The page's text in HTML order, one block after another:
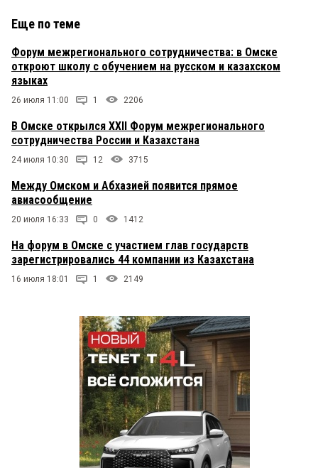
Еще по теме
Форум межрегионального сотрудничества: в Омске
откроют школу с обучением на русском и казахском
языках
26 июля 11:00 1 2206
В Омске открылся XXII Форум межрегионального
сотрудничества России и Казахстана
24 июля 10:30 12 3715
Между Омском и Абхазией появится прямое
авиасообщение
20 июля 16:33 0 1412
На форум в Омске с участием глав государств
зарегистрировались 44 компании из Казахстана
16 июля 18:01 1 2149